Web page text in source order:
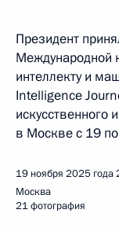
Президент
Международной
интеллекту и
Intelligence
искусственного
в Москве с 19
19 ноября 2025 года
Москва
21 фотография